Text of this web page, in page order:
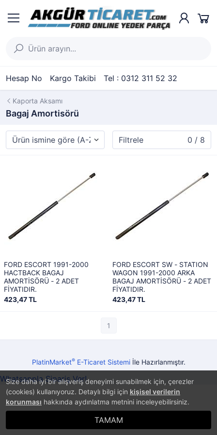
Hesap No Kargo Takibi Tel : 0312 311 52 32
Size daha iyi bir alışveriş deneyimi sunabilmek için, çerezler
(cookies) kullanıyoruz. Detaylı bilgi için kişisel verilerin
korunması hakkında aydınlatma metnini inceleyebilirsiniz.
TAMAM
Kaporta Aksamı
Bagaj Amortisörü
Filtrele 0 / 8
FORD ESCORT 1991-2000
HACTBACK BAGAJ
AMORTİSÖRÜ - 2 ADET
FİYATIDIR.
423,47 TL
FORD ESCORT SW - STATION
WAGON 1991-2000 ARKA
BAGAJ AMORTİSÖRÜ - 2 ADET
FİYATIDIR.
423,47 TL
1
PlatinMarket®E-Ticaret Sistemiİle Hazırlanmıştır.
Whatsappla Sipariş Ver!